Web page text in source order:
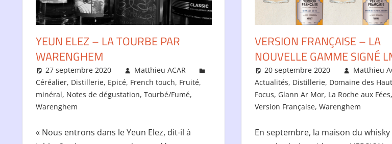
YEUN ELEZ – LA TOURBE PAR
WARENGHEM
27 septembre 2020
Matthieu ACAR
Céréalier, Distillerie, Epicé, French touch, Fruité,
minéral, Notes de dégustation, Tourbé/Fumé,
Warenghem
« Nous entrons dans le Yeun Elez, dit-il à
VERSION FRANÇAISE – LA
NOUVELLE GAMME SIGNÉ
20 septembre 2020
Matthieu
Actualités, Distillerie, Domaine des
Focus, Glann Ar Mor, La Roche aux Fées,
Version Française, Warenghem
En septembre, la maison du whisky